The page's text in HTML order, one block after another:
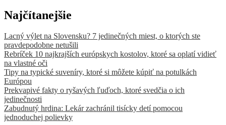
Najčítanejšie
Lacný výlet na Slovensku? 7 jedinečných miest, o ktorých ste
pravdepodobne netušili
Rebríček 10 najkrajších európskych kostolov, ktoré sa oplatí vidieť
na vlastné oči
Tipy na typické suveníry, ktoré si môžete kúpiť na potulkách
Európou
Prekvapivé fakty o ryšavých ľuďoch, ktoré svedčia o ich
jedinečnosti
Zabudnutý hrdina: Lekár zachránil tisícky detí pomocou
jednoduchej polievky